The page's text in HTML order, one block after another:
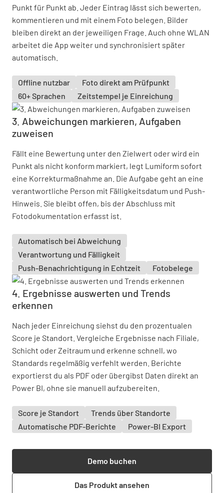
Punkt für Punkt ab. Jeder Eintrag lässt sich bewerten,
kommentieren und mit einem Foto belegen. Bilder
bleiben direkt an der jeweiligen Frage. Auch ohne WLAN
arbeitet die App weiter und synchronisiert später
automatisch.
Offline nutzbar
Foto direkt am Prüfpunkt
60+ Sprachen
Zeitstempel je Einreichung
3. Abweichungen markieren, Aufgaben
zuweisen
Fällt eine Bewertung unter den Zielwert oder wird ein
Punkt als nicht konform markiert, legt Lumiform sofort
eine Korrekturmaßnahme an. Die Aufgabe geht an eine
verantwortliche Person mit Fälligkeitsdatum und Push-
Hinweis. Sie bleibt offen, bis der Abschluss mit
Fotodokumentation erfasst ist.
Automatisch bei Abweichung
Verantwortung und Fälligkeit
Push-Benachrichtigung in Echtzeit
Fotobelege
4. Ergebnisse auswerten und Trends
erkennen
Nach jeder Einreichung siehst du den prozentualen
Score je Standort. Vergleiche Ergebnisse nach Filiale,
Schicht oder Zeitraum und erkenne schnell, wo
Standards regelmäßig verfehlt werden. Berichte
exportierst du als PDF oder übergibst Daten direkt an
Power BI, ohne sie manuell aufzubereiten.
Score je Standort
Trends über Standorte
Automatische PDF-Berichte
Power-BI Export
Demo buchen
Das Produkt ansehen